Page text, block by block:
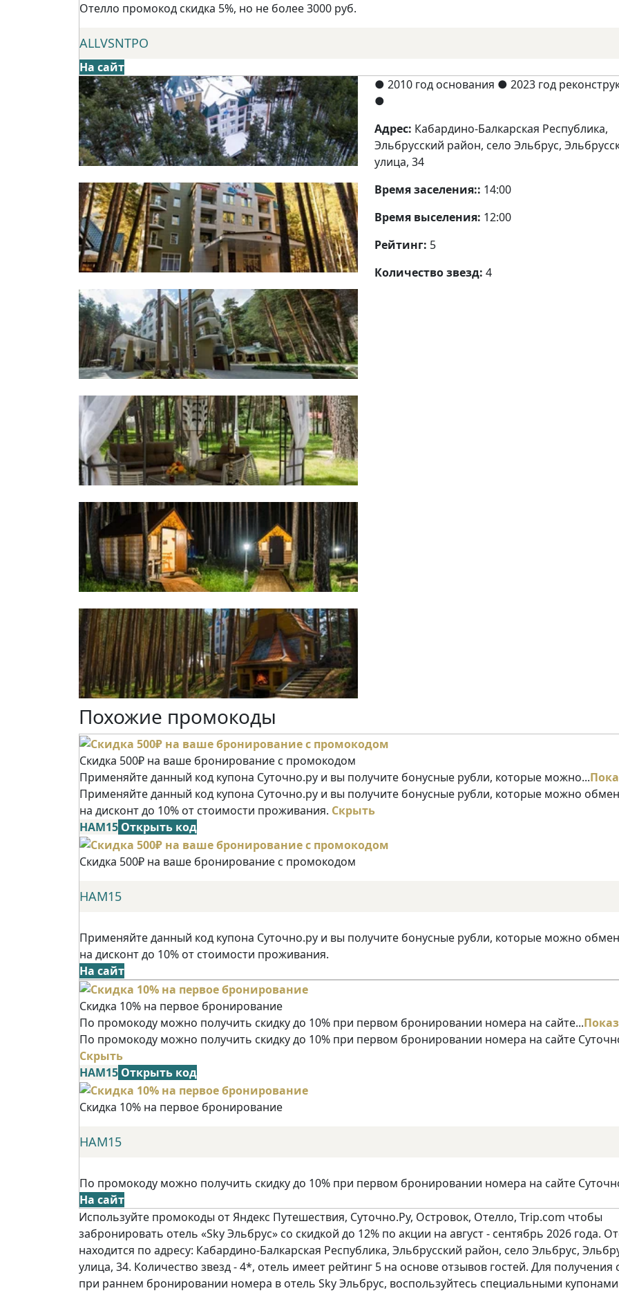
Отелло промокод скидка 5%, но не более 3000 руб.
ALLVSNTPO
На сайт
● 2010 год основания ● 2023 год
●
Адрес: Кабардино-Балкарская Республика,
Эльбрусский район, село Эльбрус,
улица, 34
Время заселения:: 14:00
Время выселения: 12:00
Рейтинг: 5
Количество звезд: 4
Похожие промокоды
Скидка 500₽ на ваше бронирование с промокодом
Применяйте данный код купона Суточно.ру и вы получите бонусные рубли, которые можно...
Применяйте данный код купона Суточно.ру и вы получите бонусные рубли, которые можно
на дисконт до 10% от стоимости проживания. Скрыть
НАМ15 Открыть код
Скидка 500₽ на ваше бронирование с промокодом
НАМ15
Применяйте данный код купона Суточно.ру и вы получите бонусные рубли, которые можно
на дисконт до 10% от стоимости проживания.
На сайт
Скидка 10% на первое бронирование
По промокоду можно получить скидку до 10% при первом бронировании номера на сайте...
По промокоду можно получить скидку до 10% при первом бронировании номера на сайте
Скрыть
НАМ15 Открыть код
Скидка 10% на первое бронирование
НАМ15
По промокоду можно получить скидку до 10% при первом бронировании номера на сайте
На сайт
Используйте промокоды от Яндекс Путешествия, Суточно.Ру, Островок, Отелло, Trip.com чтобы
забронировать отель «Sky Эльбрус» со скидкой до 12% по акции на август - сентябрь 2026 года.
находится по адресу: Кабардино-Балкарская Республика, Эльбрусский район, село Эльбрус,
улица, 34. Количество звезд - 4*, отель имеет рейтинг 5 на основе отзывов гостей. Для получения
при раннем бронировании номера в отель Sky Эльбрус, воспользуйтесь специальными